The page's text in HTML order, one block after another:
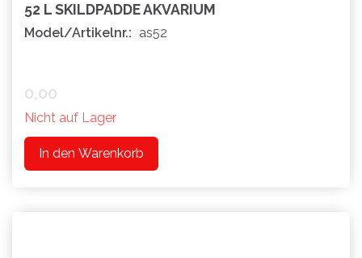
52 L SKILDPADDE AKVARIUM
Model/Artikelnr.: as52
0,00
Nicht auf Lager
In den Warenkorb